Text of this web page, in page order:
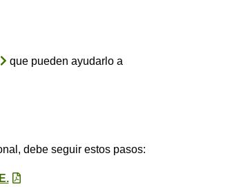
que pueden ayudarlo a
debe seguir estos pasos: